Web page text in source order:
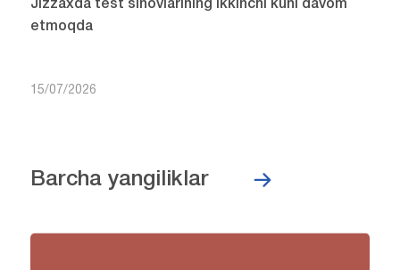
Jizzaxda test sinovlarining ikkinchi kuni davom
etmoqda
15/07/2026
Barcha yangiliklar